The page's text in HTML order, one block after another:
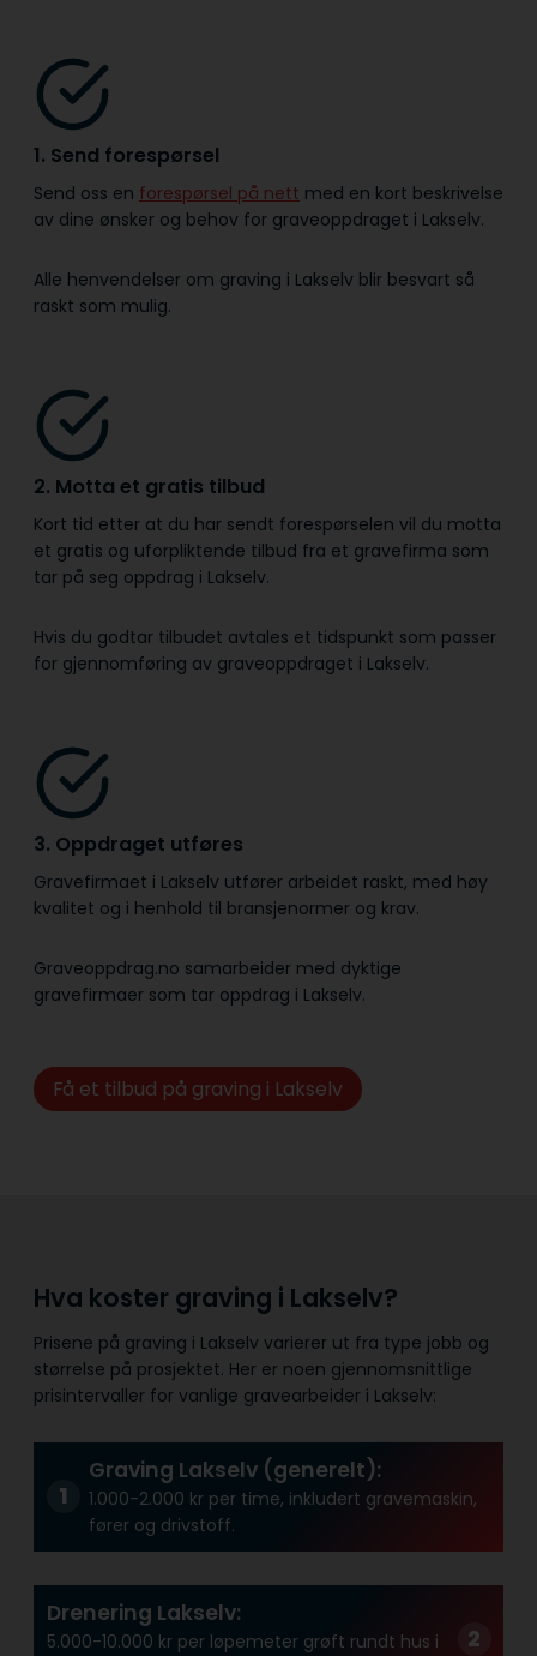
1. Send forespørsel
Send oss en forespørsel på nett med en kort beskrivelse
av dine ønsker og behov for graveoppdraget i Lakselv.
Alle henvendelser om graving i Lakselv blir besvart så
raskt som mulig.
2. Motta et gratis tilbud
Kort tid etter at du har sendt forespørselen vil du motta
et gratis og uforpliktende tilbud fra et gravefirma som
tar på seg oppdrag i Lakselv.
Hvis du godtar tilbudet avtales et tidspunkt som passer
for gjennomføring av graveoppdraget i Lakselv.
3. Oppdraget utføres
Gravefirmaet i Lakselv utfører arbeidet raskt, med høy
kvalitet og i henhold til bransje­normer og krav.
Graveoppdrag.no samarbeider med dyktige
gravefirmaer som tar oppdrag i Lakselv.
Få et tilbud på graving i Lakselv
Hva koster graving i Lakselv?
Prisene på graving i Lakselv varierer ut fra type jobb og
størrelse på prosjektet. Her er noen gjennomsnittlige
prisintervaller for vanlige gravearbeider i Lakselv:
Graving Lakselv (generelt):
1.000-2.000 kr per time, inkludert gravemaskin,
fører og drivstoff.
Drenering Lakselv:
5.000-10.000 kr per løpemeter grøft rundt hus i